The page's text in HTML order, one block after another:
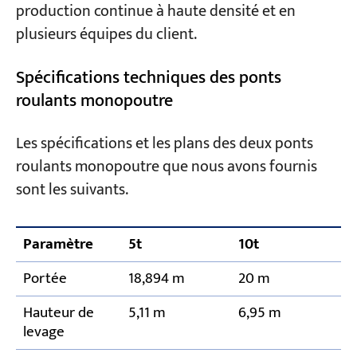
production continue à haute densité et en
plusieurs équipes du client.
Spécifications techniques des ponts
roulants monopoutre
Les spécifications et les plans des deux ponts
roulants monopoutre que nous avons fournis
sont les suivants.
Paramètre 5t
10t
Portée
18,894 m
20 m
Hauteur de
levage
5,11 m 6,95 m